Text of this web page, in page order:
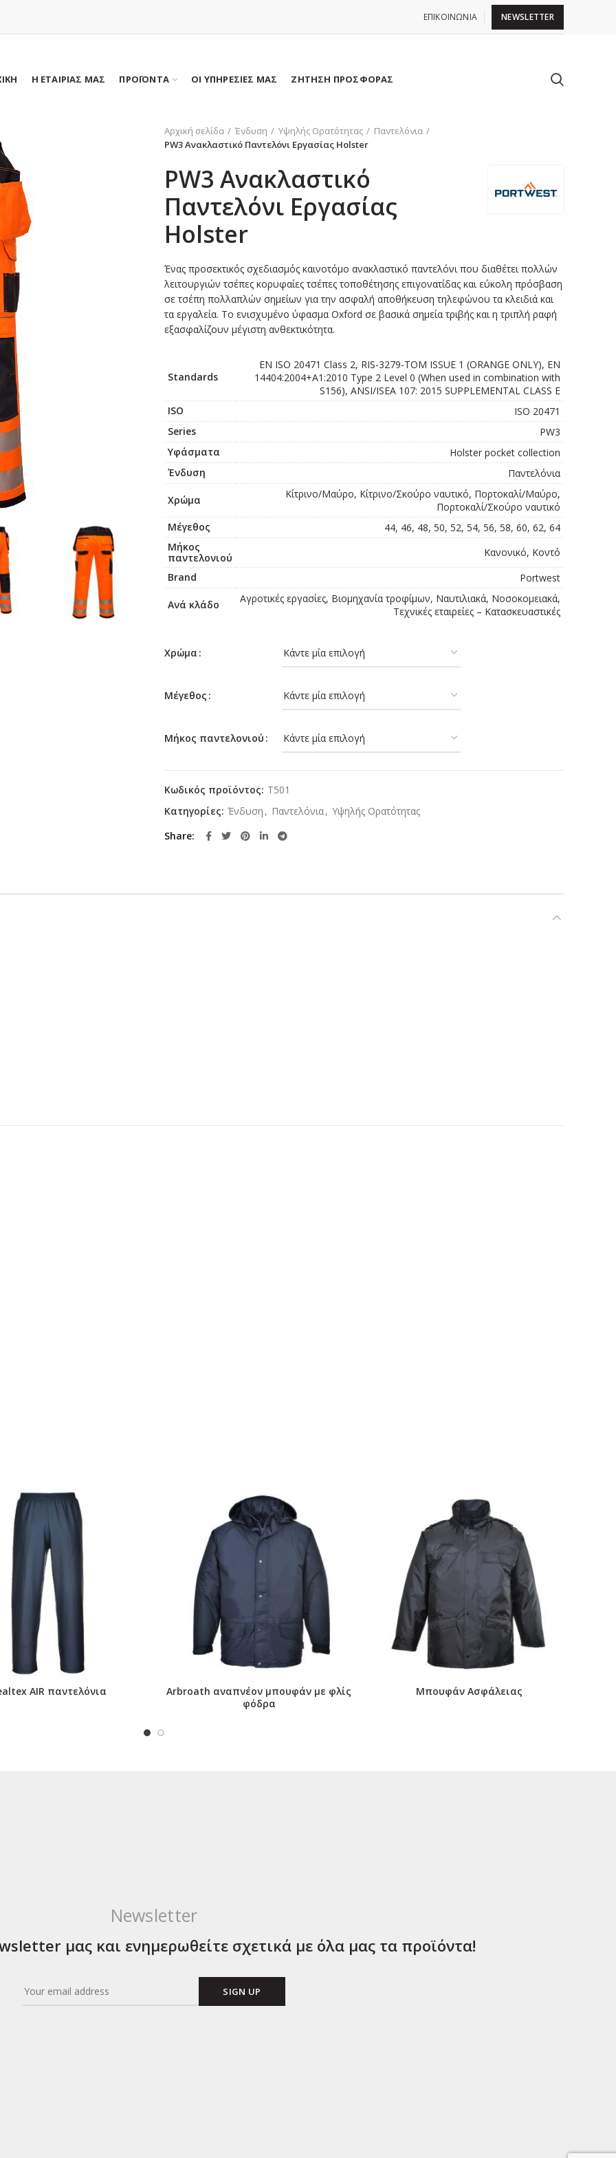
ΕΠΙΚΟΙΝΩΝΙΑ NEWSLETTER
Η ΕΤΑΙΡΙΑΣ ΜΑΣ ΠΡΟΪΟΝΤΑ ΟΙ ΥΠΗΡΕΣΙΕΣ ΜΑΣ ΖΗΤΗΣΗ ΠΡΟΣΦΟΡΑΣ
Αρχική σελίδα Ένδυση Υψηλής Ορατότητας
Παντελόνια
PW3 Ανακλαστικό Παντελόνι Εργασίας Holster
PW3 Ανακλαστικό
Παντελόνι Εργασίας
Holster
Ένας προσεκτικός σχεδιασμός καινοτόμο ανακλαστικό παντελόνι που διαθέτει πολλών
λειτουργιών τσέπες κορυφαίες τσέπες τοποθέτησης επιγονατίδας και εύκολη πρόσβαση
σε τσέπη πολλαπλών σημείων για την ασφαλή αποθήκευση τηλεφώνου τα κλειδιά και
τα εργαλεία. Το ενισχυμένο ύφασμα Oxford σε βασικά σημεία τριβής και η τριπλή ραφή
εξασφαλίζουν μέγιστη ανθεκτικότητα.
Standards
EN ISO 20471 Class 2, RIS-3279-TOM ISSUE 1 (ORANGE ONLY), EN
14404:2004+A1:2010 Type 2 Level 0 (When used in combination with
S156), ANSI/ISEA 107: 2015 SUPPLEMENTAL CLASS E
ISO
ISO 20471
Series
PW3
Υφάσματα
Holster pocket collection
Ένδυση
Παντελόνια
Χρώμα
Κίτρινο/Μαύρο, Κίτρινο/Σκούρο ναυτικό, Πορτοκαλί/Μαύρο,
Πορτοκαλί/Σκούρο ναυτικό
Μέγεθος
44, 46, 48, 50, 52, 54, 56, 58, 60, 62, 64
Μήκος
παντελονιού
Κανονικό, Κοντό
Brand
Portwest
Ανά κλάδο
Αγροτικές εργασίες, Βιομηχανία τροφίμων, Ναυτιλιακά, Νοσοκομειακά,
Τεχνικές εταιρείες – Κατασκευαστικές
Χρώμα
Μέγεθος
Μήκος παντελονιού
Κωδικός προϊόντος: T501
Κατηγορίες: Ένδυση , Παντελόνια, Υψηλής Ορατότητας
Share
βιομηχανία (μόνο πορτοκαλί)
Παντελόνια Εργασίας
θήκης
AIR παντελόνια
Arbroath αναπνέον μπουφάν με φλίς
φόδρα
Μπουφάν Ασφάλειας
Newsletter
μας και ενημερωθείτε σχετικά με όλα μας τα προϊόντα!